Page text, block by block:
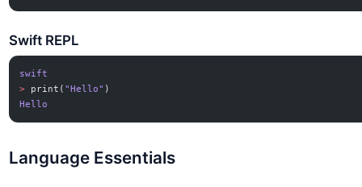
Swift REPL
swift
> print( "Hello" )
Hello
Language Essentials